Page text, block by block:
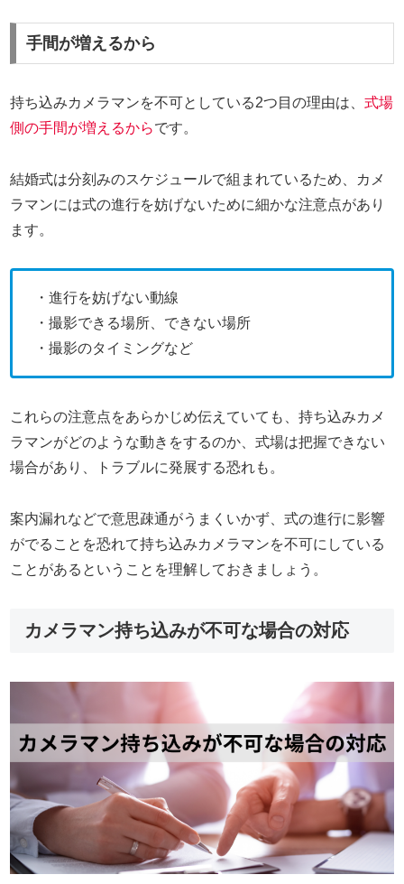
手間が増えるから
持ち込みカメラマンを不可としている2つ目の理由は、式場
側の手間が増えるからです。
結婚式は分刻みのスケジュールで組まれているため、カメ
ラマンには式の進行を妨げないために細かな注意点があり
ます。
・進行を妨げない動線
・撮影できる場所、できない場所
・撮影のタイミングなど
これらの注意点をあらかじめ伝えていても、持ち込みカメ
ラマンがどのような動きをするのか、式場は把握できない
場合があり、トラブルに発展する恐れも。
案内漏れなどで意思疎通がうまくいかず、式の進行に影響
がでることを恐れて持ち込みカメラマンを不可にしている
ことがあるということを理解しておきましょう。
カメラマン持ち込みが不可な場合の対応